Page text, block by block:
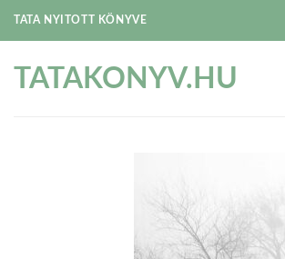
TATA NYITOTT KÖNYVE
TATAKONYV.HU